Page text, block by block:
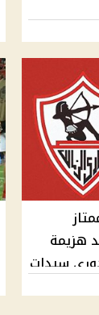
2024-2025 بعد هزيمة
سيدات